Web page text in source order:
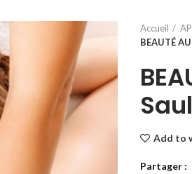
Accueil
BEAUTÉ
Add to
Partager